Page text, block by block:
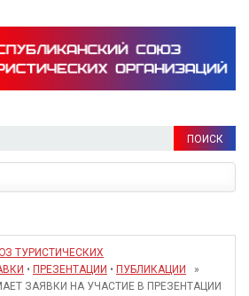
navigation
ТУРИСТИЧЕСКИХ
• ПРЕЗЕНТАЦИИ • ПУБЛИКАЦИИ
»
ЗАЯВКИ НА УЧАСТИЕ В ПРЕЗЕНТАЦИИ